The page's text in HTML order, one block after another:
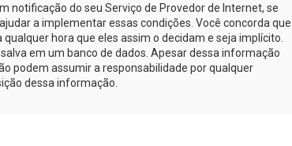
notificação do seu Serviço de Provedor de Internet, se
a implementar essas condições. Você concorda que
hora que eles assim o decidam e seja implícito.
em um banco de dados. Apesar dessa informação
podem assumir a responsabilidade por qualquer
dessa informação.